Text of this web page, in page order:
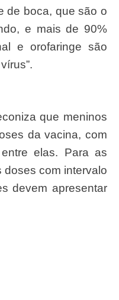
de boca, que são o
e mais de 90%
e orofaringe são
da vacina, com
elas. Para as
doses com intervalo
devem apresentar